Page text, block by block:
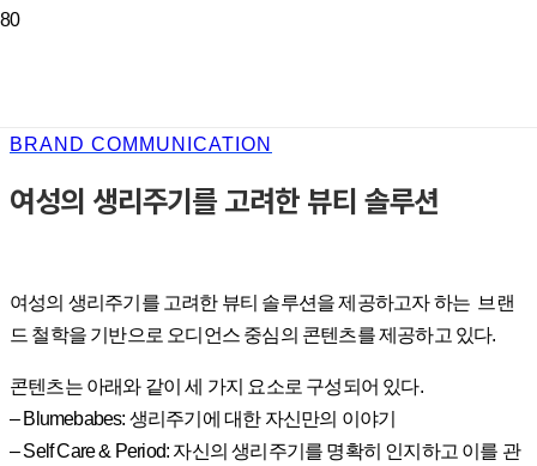
BRAND COMMUNICATION
여성의 생리주기를 고려한 뷰티 솔루션
여성의 생리주기를 고려한 뷰티 솔루션을 제공하고자 하는 브랜
드 철학을 기반으로 오디언스 중심의 콘텐츠를 제공하고 있다.
콘텐츠는 아래와 같이 세 가지 요소로 구성되어 있다.
– Blumebabes: 생리주기에 대한 자신만의 이야기
– Self Care & Period: 자신의 생리주기를 명확히 인지하고 이를 관